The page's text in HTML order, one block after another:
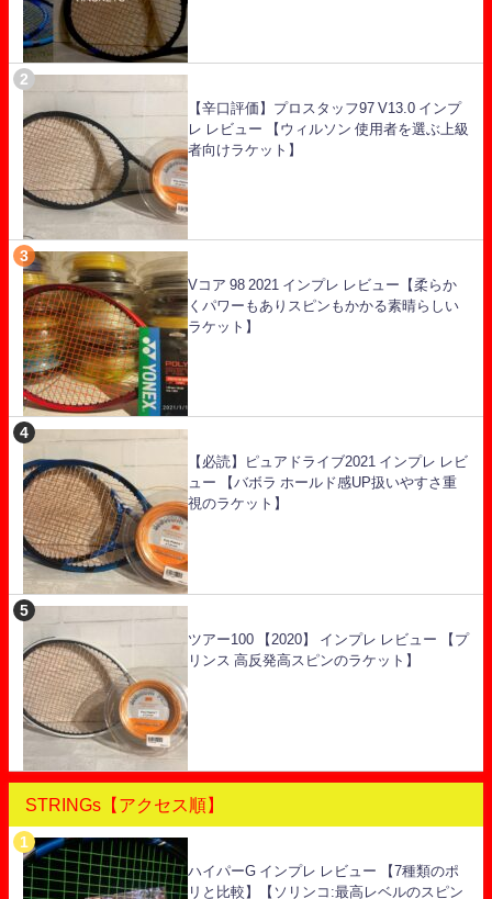
【辛口評価】プロスタッフ97 V13.0 インプ
レ レビュー 【ウィルソン 使用者を選ぶ上級
者向けラケット】
Vコア 98 2021 インプレ レビュー【柔らか
くパワーもありスピンもかかる素晴らしい
ラケット】
【必読】ピュアドライブ2021 インプレ レビ
ュー 【バボラ ホールド感UP扱いやすさ重
視のラケット】
ツアー100 【2020】 インプレ レビュー 【プ
リンス 高反発高スピンのラケット】
STRINGs【アクセス順】
ハイパーG インプレ レビュー 【7種類のポ
リと比較】【ソリンコ:最高レベルのスピン